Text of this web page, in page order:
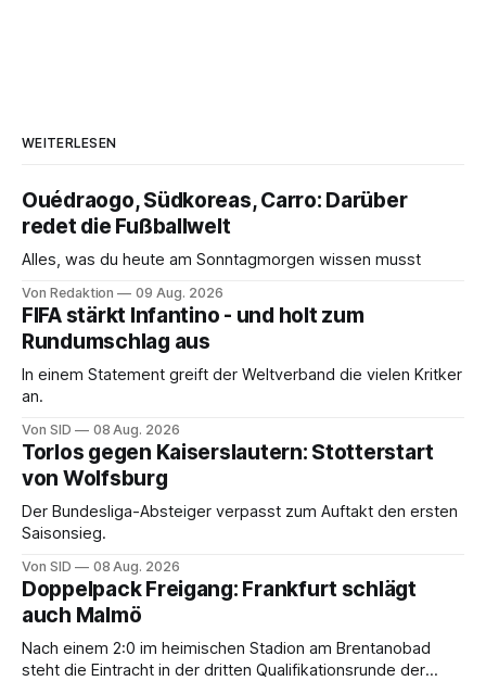
WEITERLESEN
Ouédraogo, Südkoreas, Carro: Darüber
redet die Fußballwelt
Alles, was du heute am Sonntagmorgen wissen musst
Von Redaktion 09 Aug. 2026
FIFA stärkt Infantino - und holt zum
Rundumschlag aus
In einem Statement greift der Weltverband die vielen Kritker
an.
Von SID 08 Aug. 2026
Torlos gegen Kaiserslautern: Stotterstart
von Wolfsburg
Der Bundesliga-Absteiger verpasst zum Auftakt den ersten
Saisonsieg.
Von SID 08 Aug. 2026
Doppelpack Freigang: Frankfurt schlägt
auch Malmö
Nach einem 2:0 im heimischen Stadion am Brentanobad
steht die Eintracht in der dritten Qualifikationsrunde der